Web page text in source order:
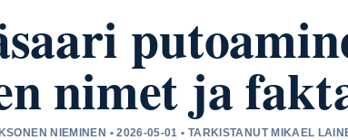
nimet ja
NIEMINEN • 2026-05-01 • TARKISTANUT MIKAEL